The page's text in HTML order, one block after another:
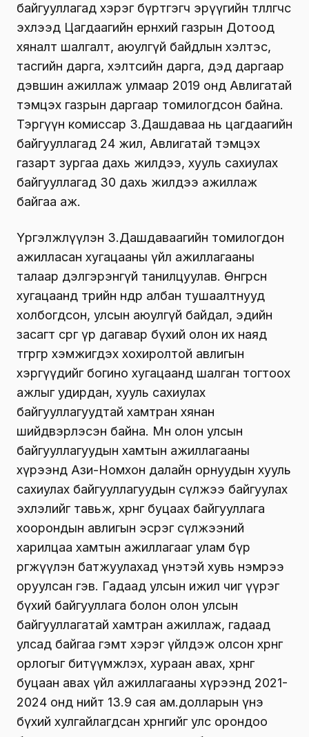
байгууллагад хэрэг бүртгэгч эрүүгийн төлөөлөгчөөс
эхлээд Цагдаагийн ерөнхий газрын Дотоод
хяналт шалгалт, аюулгүй байдлын хэлтэс,
тасгийн дарга, хэлтсийн дарга, дэд даргаар
дэвшин ажиллаж улмаар 2019 онд Авлигатай
тэмцэх газрын даргаар томилогдсон байна.
Тэргүүн комиссар З.Дашдаваа нь цагдаагийн
байгууллагад 24 жил, Авлигатай тэмцэх
газарт зургаа дахь жилдээ, хууль сахиулах
байгууллагад 30 дахь жилдээ ажиллаж
байгаа аж.
Үргэлжлүүлэн З.Дашдаваагийн томилогдон
ажилласан хугацааны үйл ажиллагааны
талаар дэлгэрэнгүй танилцуулав. Өнгөрсөн
хугацаанд төрийн өндөр албан тушаалтнууд
холбогдсон, улсын аюулгүй байдал, эдийн
засагт сөрөг үр дагавар бүхий олон их наяд
төгрөгөөр хэмжигдэх хохиролтой авлигын
хэргүүдийг богино хугацаанд шалган тогтоох
ажлыг удирдан, хууль сахиулах
байгууллагуудтай хамтран хянан
шийдвэрлэсэн байна. Мөн олон улсын
байгууллагуудын хамтын ажиллагааны
хүрээнд Ази-Номхон далайн орнуудын хууль
сахиулах байгууллагуудын сүлжээ байгуулах
эхлэлийг тавьж, хөрөнгө буцаах байгууллага
хоорондын авлигын эсрэг сүлжээний
харилцаа хамтын ажиллагааг улам бүр
өргөжүүлэн батжуулахад үнэтэй хувь нэмрээ
оруулсан гэв. Гадаад улсын ижил чиг үүрэг
бүхий байгууллага болон олон улсын
байгууллагатай хамтран ажиллаж, гадаад
улсад байгаа гэмт хэрэг үйлдэж олсон хөрөнгө
орлогыг битүүмжлэх, хураан авах, хөрөнгө
буцаан авах үйл ажиллагааны хүрээнд 2021-
2024 онд нийт 13.9 сая ам.долларын үнэ
бүхий хулгайлагдсан хөрөнгийг улс орондоо